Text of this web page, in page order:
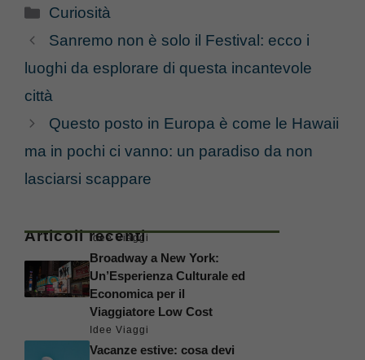
Categorie
Curiosità
Sanremo non è solo il Festival: ecco i
luoghi da esplorare di questa incantevole
città
Questo posto in Europa è come le Hawaii
ma in pochi ci vanno: un paradiso da non
lasciarsi scappare
Articoli recenti
Idee Viaggi
Broadway a New York:
Un’Esperienza Culturale ed
Economica per il
Viaggiatore Low Cost
Idee Viaggi
Vacanze estive: cosa devi